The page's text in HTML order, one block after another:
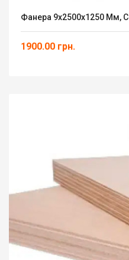
Фанера 9х2500х1250 Мм,
1900.00 грн.